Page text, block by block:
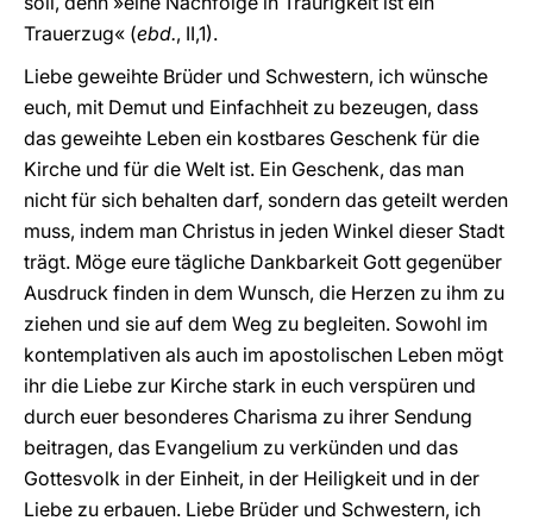
Trauerzug« (ebd., II,1).
Liebe geweihte Brüder und Schwestern, ich wünsche
euch, mit Demut und Einfachheit zu bezeugen, dass
das geweihte Leben ein kostbares Geschenk für die
Kirche und für die Welt ist. Ein Geschenk, das man
nicht für sich behalten darf, sondern das geteilt werden
muss, indem man Christus in jeden Winkel dieser Stadt
trägt. Möge eure tägliche Dankbarkeit Gott gegenüber
Ausdruck finden in dem Wunsch, die Herzen zu ihm zu
ziehen und sie auf dem Weg zu begleiten. Sowohl im
kontemplativen als auch im apostolischen Leben mögt
ihr die Liebe zur Kirche stark in euch verspüren und
durch euer besonderes Charisma zu ihrer Sendung
beitragen, das Evangelium zu verkünden und das
Gottesvolk in der Einheit, in der Heiligkeit und in der
Liebe zu erbauen. Liebe Brüder und Schwestern, ich